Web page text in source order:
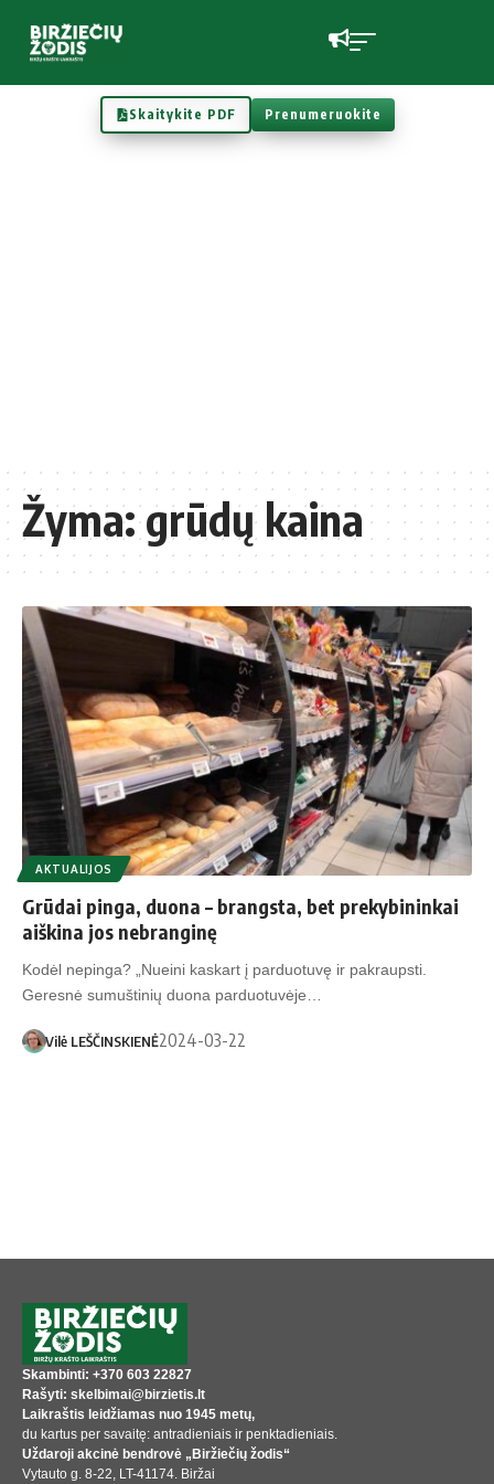
Skaitykite PDF Prenumeruokite
Žyma:grūdų kaina
AKTUALIJOS
Grūdai pinga, duona – brangsta, bet prekybininkai
aiškina jos nebranginę
Kodėl nepinga? „Nueini kaskart į parduotuvę ir pakraupsti.
Geresnė sumuštinių duona parduotuvėje…
Vilė LEŠČINSKIENĖ2024-03-22
Skambinti: +370 603 22827
Rašyti: skelbimai@birzietis.lt
Laikraštis leidžiamas nuo 1945 metų,
du kartus per savaitę: antradieniais ir penktadieniais.
Uždaroji akcinė bendrovė „Biržiečių žodis“
Vytauto g. 8-22, LT-41174. Biržai